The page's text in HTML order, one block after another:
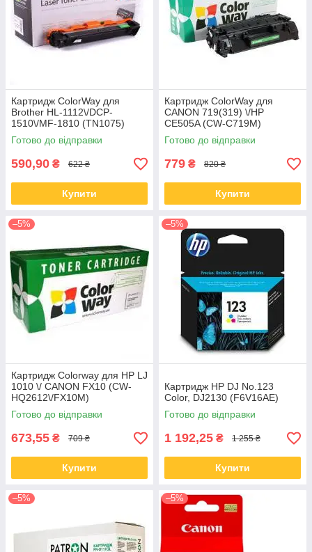
Картридж ColorWay для
Brother HL-1112\/DCP-
1510\/MF-1810 (TN1075)
(CW-B1075M)
Готово до відправки
590,90 ₴ 622 ₴
Купити
Картридж ColorWay для
CANON 719(319) \/HP
CE505A (CW-C719M)
Готово до відправки
779 ₴ 820 ₴
Купити
–5%
Картридж Colorway для HP LJ
1010 \/ CANON FX10 (CW-
HQ2612\/FX10M)
Готово до відправки
673,55 ₴ 709 ₴
Купити
–5%
Картридж HP DJ No.123
Color, DJ2130 (F6V16AE)
Готово до відправки
1 192,25 ₴ 1 255 ₴
Купити
–5% –5%